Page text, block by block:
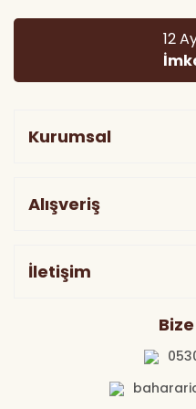
12
Kurumsal
Alışveriş
İletişim